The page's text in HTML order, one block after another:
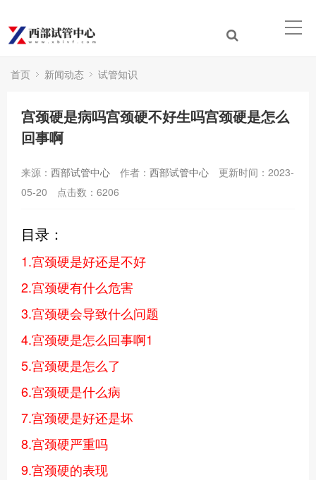
首页 新闻动态 试管知识
宫颈硬是病吗宫颈硬不好生吗宫颈硬是怎么
回事啊
来源： 西部试管中心 作者： 西部试管中心
更新时间：2023-
05-20
点击数： 6206
目录：
1.宫颈硬是好还是不好
2.宫颈硬有什么危害
3.宫颈硬会导致什么问题
4.宫颈硬是怎么回事啊1
5.宫颈硬是怎么了
6.宫颈硬是什么病
7.宫颈硬是好还是坏
8.宫颈硬严重吗
9.宫颈硬的表现